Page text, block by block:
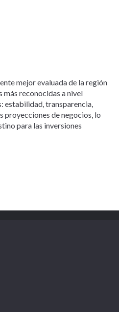
mejor evaluada de la región
más reconocidas a nivel
estabilidad, transparencia,
de negocios, lo
para las inversiones